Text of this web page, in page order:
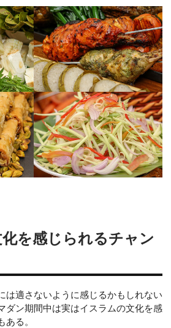
を感じられるチャン
は適さないように感じるかもしれない
ダン期間中は実はイスラムの文化を感
ある。